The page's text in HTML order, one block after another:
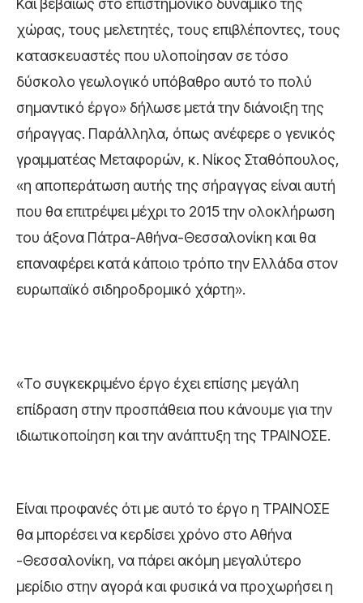
Και βεβαίως στο επιστημονικό δυναμικό της
χώρας, τους μελετητές, τους επιβλέποντες, τους
κατασκευαστές που υλοποίησαν σε τόσο
δύσκολο γεωλογικό υπόβαθρο αυτό το πολύ
σημαντικό έργο» δήλωσε μετά την διάνοιξη της
σήραγγας. Παράλληλα, όπως ανέφερε ο γενικός
γραμματέας Μεταφορών, κ. Νίκος Σταθόπουλος,
«η αποπεράτωση αυτής της σήραγγας είναι αυτή
που θα επιτρέψει μέχρι το 2015 την ολοκλήρωση
του άξονα Πάτρα-Αθήνα-Θεσσαλονίκη και θα
επαναφέρει κατά κάποιο τρόπο την Ελλάδα στον
ευρωπαϊκό σιδηροδρομικό χάρτη».
«Το συγκεκριμένο έργο έχει επίσης μεγάλη
επίδραση στην προσπάθεια που κάνουμε για την
ιδιωτικοποίηση και την ανάπτυξη της ΤΡΑΙΝΟΣΕ.
Είναι προφανές ότι με αυτό το έργο η ΤΡΑΙΝΟΣΕ
θα μπορέσει να κερδίσει χρόνο στο Αθήνα
-Θεσσαλονίκη, να πάρει ακόμη μεγαλύτερο
μερίδιο στην αγορά και φυσικά να προχωρήσει η